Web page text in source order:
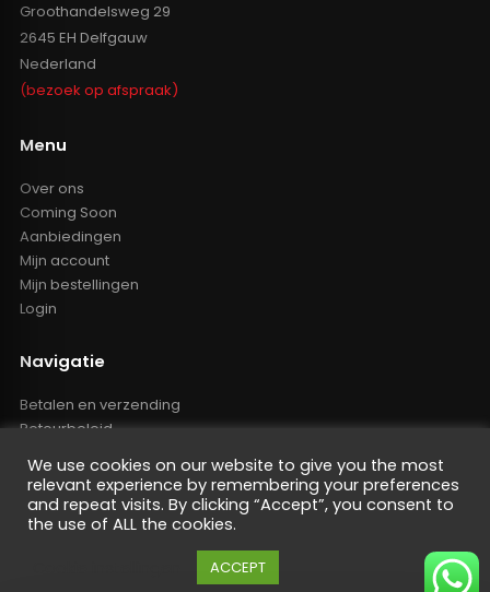
Groothandelsweg 29
2645 EH Delfgauw
Nederland
(bezoek op afspraak)
Menu
Over ons
Coming Soon
Aanbiedingen
Mijn account
Mijn bestellingen
Login
Navigatie
Betalen en verzending
Retourbeleid
Algemene voorwaarden
Resellers inlog
Reseller worden
We use cookies on our website to give you the most
relevant experience by remembering your preferences
and repeat visits. By clicking “Accept”, you consent to
the use of ALL the cookies.
ACCEPT